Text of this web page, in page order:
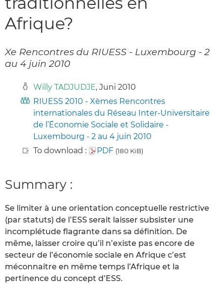
Afrique?
Xe Rencontres du RIUESS - Luxembourg - 2
au 4 juin 2010
Willy TADJUDJE, Juni 2010
RIUESS 2010 - Xèmes Rencontres
internationales du Réseau Inter-Universitaire
de l’Économie Sociale et Solidaire -
Luxembourg - 2 au 4 juin 2010
To download :
PDF (180 KiB)
Summary :
Se limiter à une orientation conceptuelle restrictive
(par statuts) de l’ESS serait laisser subsister une
incomplétude flagrante dans sa définition. De
même, laisser croire qu’il n’existe pas encore de
secteur de l’économie sociale en Afrique c’est
méconnaitre en même temps l’Afrique et la
pertinence du concept d’ESS.